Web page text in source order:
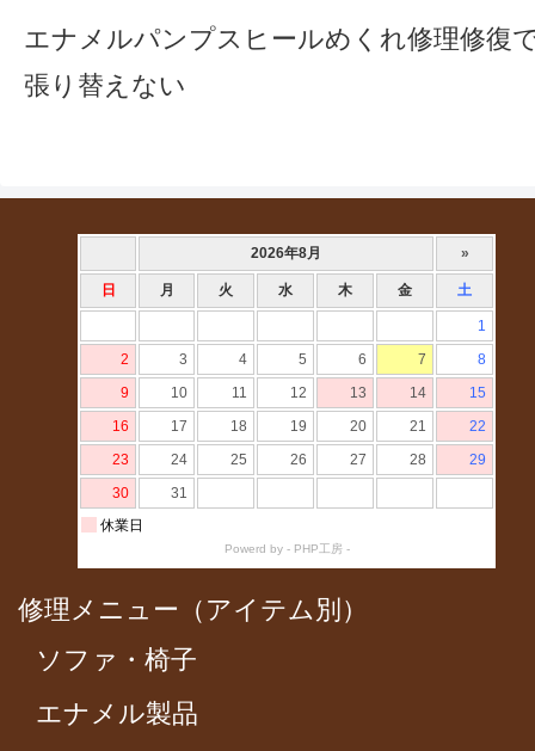
エナメルパンプスヒールめくれ修理修復
張り替えない
修理メニュー（アイテム別）
ソファ・椅子
エナメル製品